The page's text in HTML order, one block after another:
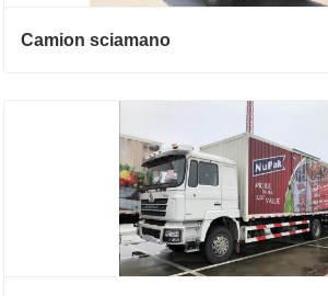
Camion sciamano